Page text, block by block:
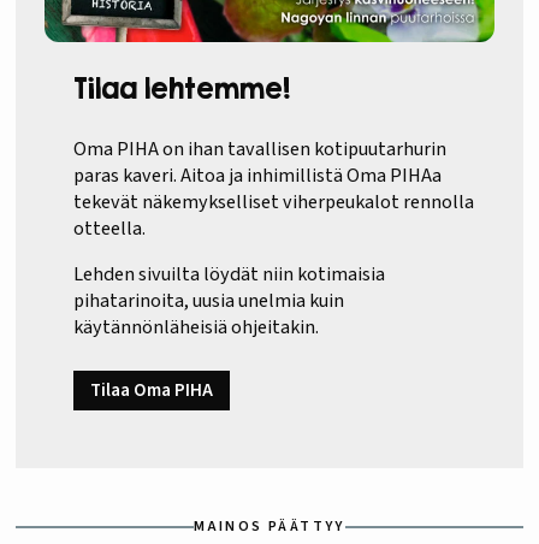
Tilaa lehtemme!
Oma PIHA on ihan tavallisen kotipuutarhurin
paras kaveri. Aitoa ja inhimillistä Oma PIHAa
tekevät näkemykselliset viherpeukalot rennolla
otteella.
Lehden sivuilta löydät niin kotimaisia
pihatarinoita, uusia unelmia kuin
käytännönläheisiä ohjeitakin.
Tilaa Oma PIHA
MAINOS PÄÄTTYY